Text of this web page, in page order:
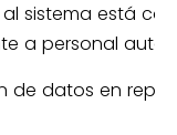
al sistema está
a personal
de datos en